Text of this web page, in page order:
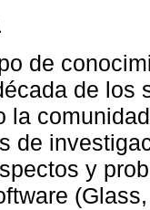
de
de los
la
de
y